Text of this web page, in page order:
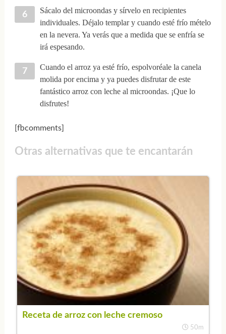
Sácalo del microondas y sírvelo en recipientes
individuales. Déjalo templar y cuando esté frío mételo
en la nevera. Ya verás que a medida que se enfría se
irá espesando.
Cuando el arroz ya esté frío, espolvoréale la canela
molida por encima y ya puedes disfrutar de este
fantástico arroz con leche al microondas. ¡Que lo
disfrutes!
[fbcomments]
Otras alternativas que te encantarán
Receta de arroz con leche cremoso
50m